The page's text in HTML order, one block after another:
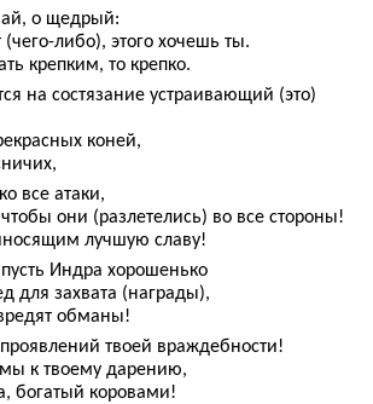
о щедрый:
(чего-либо), этого хочешь ты.
крепким, то крепко.
на состязание устраивающий (это)
коней,
все атаки,
они (разлетелись) во все стороны!
лучшую славу!
Индра хорошенько
для захвата (награды),
обманы!
твоей враждебности!
к твоему дарению,
богатый коровами!